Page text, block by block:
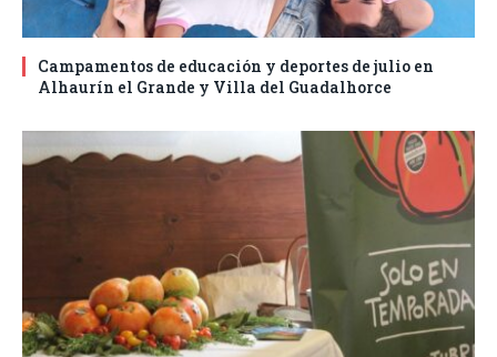
Campamentos de educación y deportes de julio en
Alhaurín el Grande y Villa del Guadalhorce